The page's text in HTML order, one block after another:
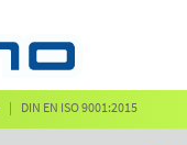
DIN EN ISO 9001:2015